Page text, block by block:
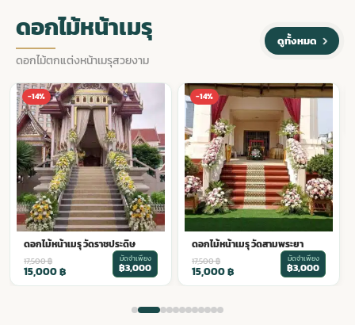
ดอกไม้หน้าเมรุ
ดอกไม้ตกแต่งหน้าเมรุสวยงาม
ดูทั้งหมด
-14%
ดอกไม้หน้าเมรุ วัดสามพระยา
17,500฿
15,000฿
มัดจำเพียง
฿3,000
-14%
ดอกไม้หน้าเมรุ วัดสุนทรธรรม
18,500฿
16,000฿
มัดจำเพียง
฿3,200